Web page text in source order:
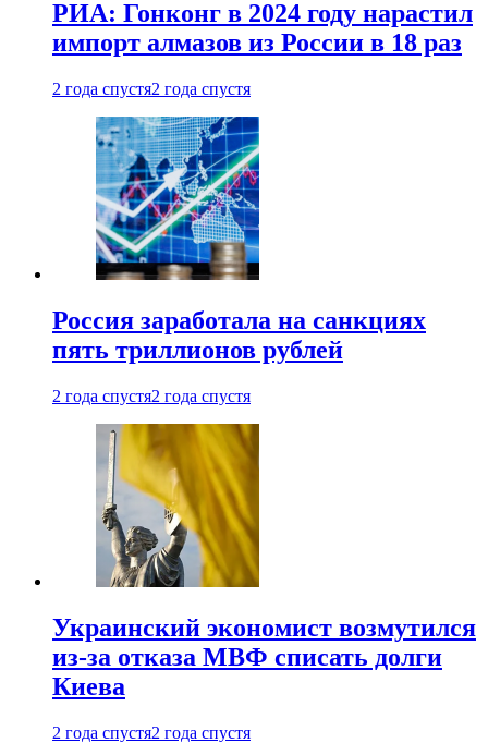
РИА: Гонконг в 2024 году нарастил
импорт алмазов из России в 18 раз
2 года спустя2 года спустя
Россия заработала на санкциях
пять триллионов рублей
2 года спустя2 года спустя
Украинский экономист возмутился
из-за отказа МВФ списать долги
Киева
2 года спустя2 года спустя